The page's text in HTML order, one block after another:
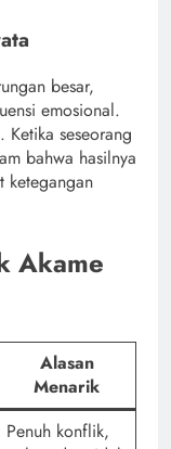
besar,
emosional.
seseorang
bahwa hasilnya
ketegangan
Akame
Alasan
Menarik
Penuh konflik,